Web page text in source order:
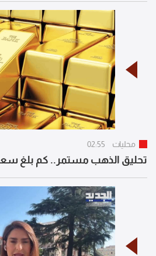
محليات 02:55
تحليق الذهب مستمر.. كم بلغ